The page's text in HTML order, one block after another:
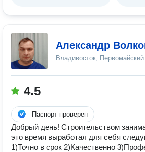
Александр
Владивосток,
4.5
Паспорт проверен
Добрый день! Строительством
это время выработал для себя
1)Точно в срок 2)Качественно